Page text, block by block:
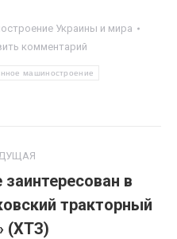
Украины и мира
комментарий
машиностроение
в
тракторный
(ХТЗ)